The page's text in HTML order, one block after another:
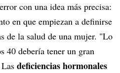
con una idea más precisa:
en que empiezan a definirse
de la salud de una mujer. "Lo
40 debería tener un gran
deficiencias hormonales